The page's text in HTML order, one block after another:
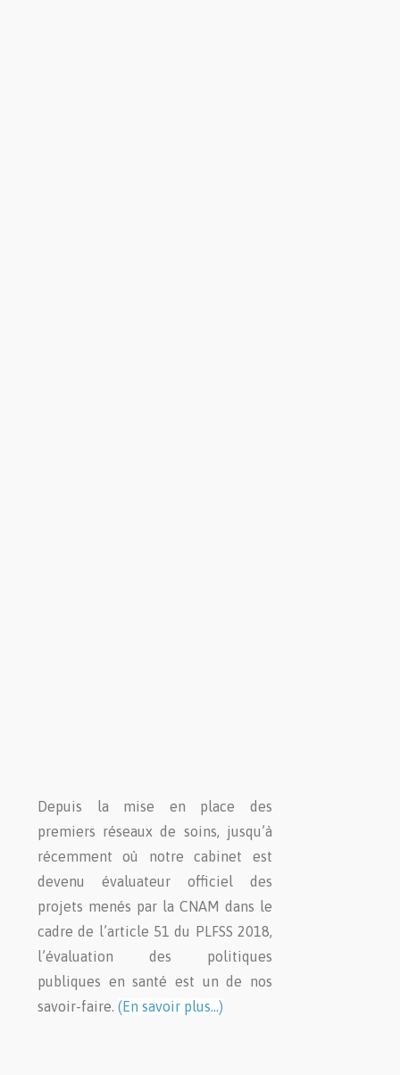
Depuis la mise en place des
premiers réseaux de soins, jusqu’à
récemment où notre cabinet est
devenu évaluateur officiel des
projets menés par la CNAM dans le
cadre de l’article 51 du PLFSS 2018,
l’évaluation des politiques
publiques en santé est un de nos
savoir-faire. (En savoir plus…)